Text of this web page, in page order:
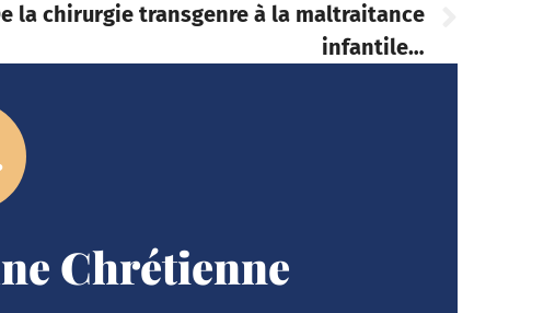
la chirurgie transgenre à la maltraitance
infantile…
Chrétienne